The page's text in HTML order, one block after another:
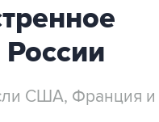
США, Франция и